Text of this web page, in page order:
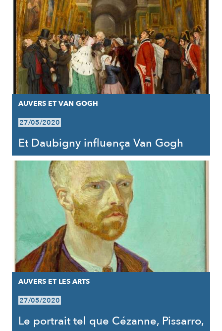
AUVERS ET VAN GOGH
27/05/2020
Et Daubigny influença Van Gogh
AUVERS ET LES ARTS
27/05/2020
Le portrait tel que Cézanne, Pissarro,